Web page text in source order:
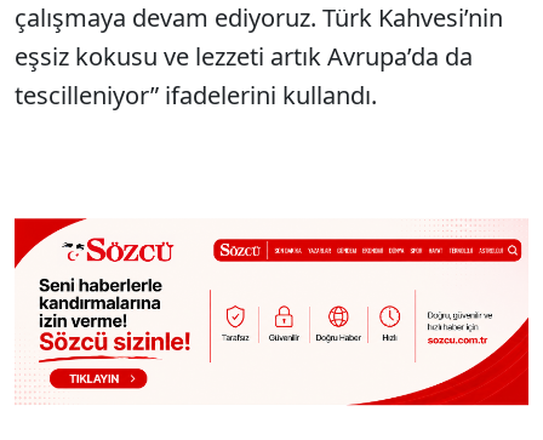
çalışmaya devam ediyoruz. Türk Kahvesi’nin
eşsiz kokusu ve lezzeti artık Avrupa’da da
tescilleniyor” ifadelerini kullandı.